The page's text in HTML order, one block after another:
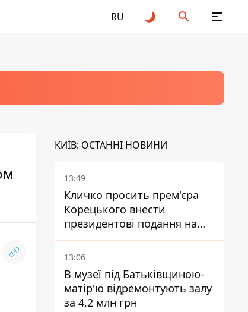
RU
КИЇВ: ОСТАННІ НОВИНИ
13:49
Кличко просить прем'єра
Корецького внести
президентові подання на
звільнення володаря
Троєщини Бахматова
13:06
В музеї під Батьківщиною-
матір'ю відремонтують залу
за 4,2 млн грн